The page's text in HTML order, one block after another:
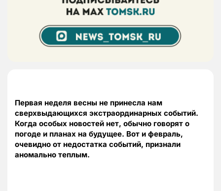
Первая неделя весны не принесла нам
сверхвыдающихся экстраординарных событий.
Когда особых новостей нет, обычно говорят о
погоде и планах на будущее. Вот и февраль,
очевидно от недостатка событий, признали
аномально теплым.